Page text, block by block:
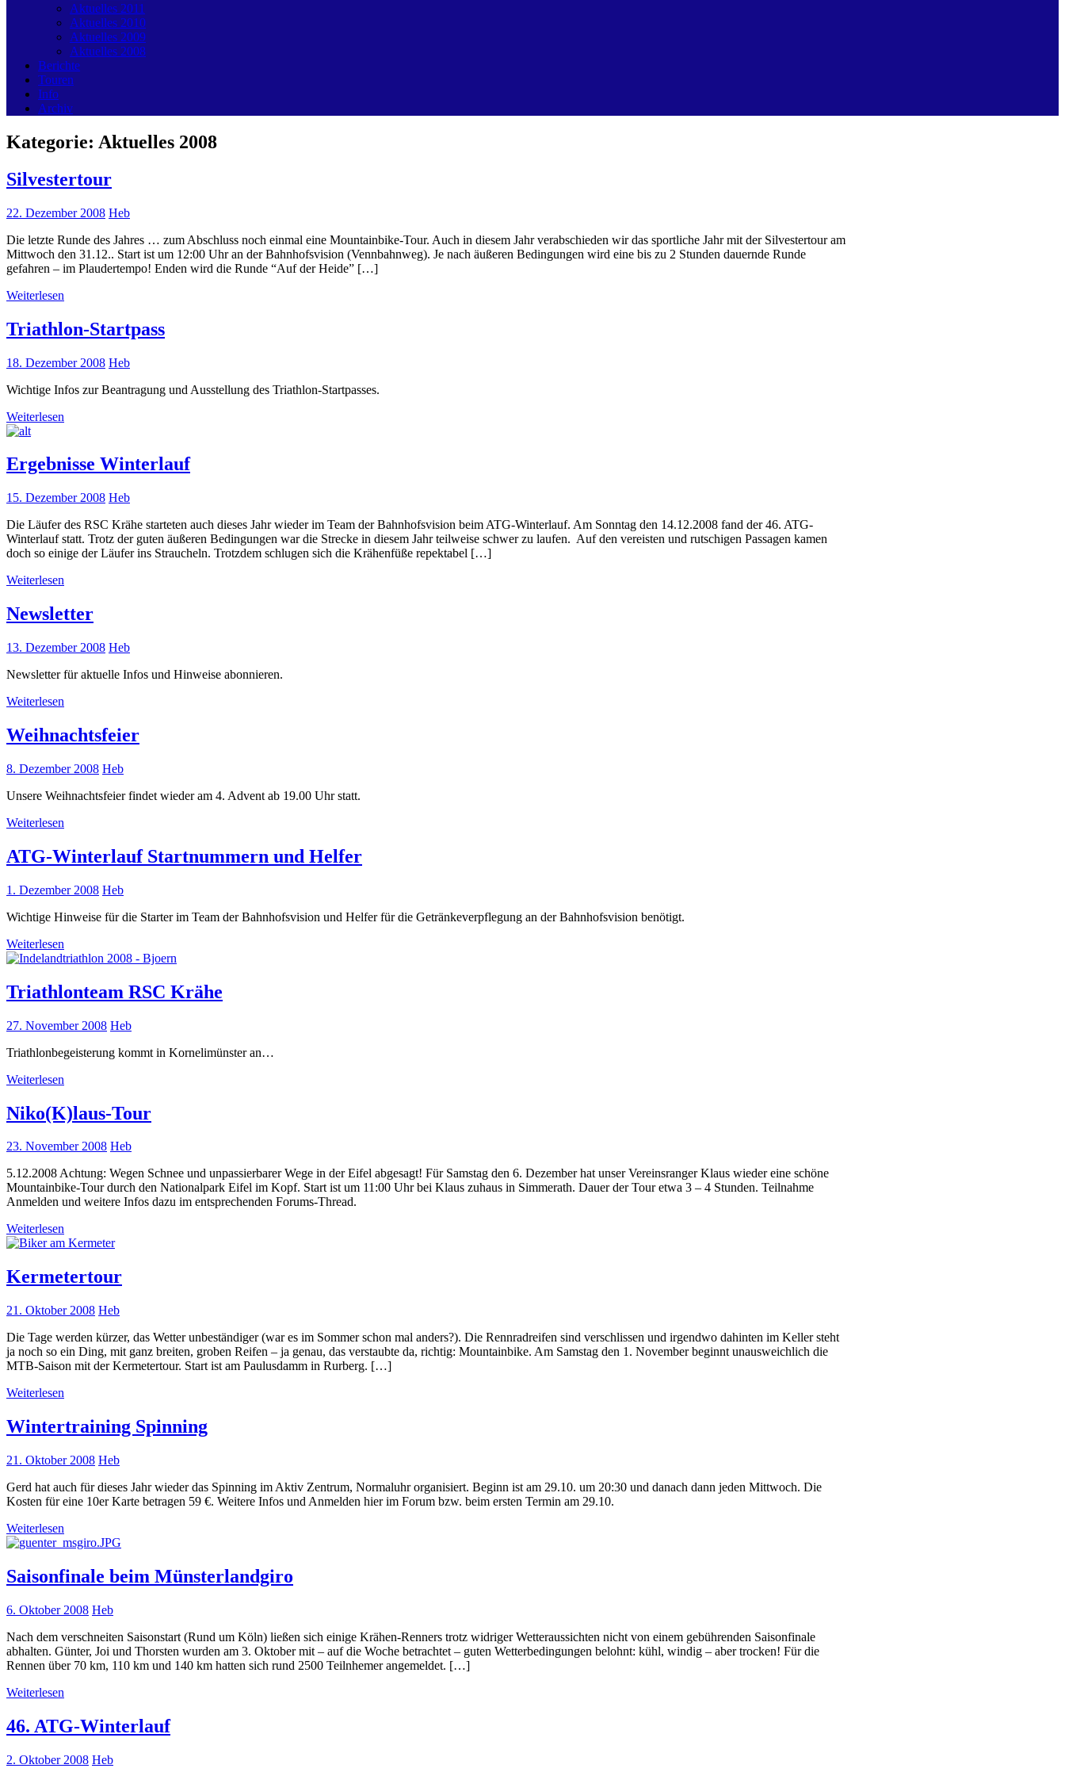
Aktuelles 2011
Aktuelles 2010
Aktuelles 2009
Aktuelles 2008
Berichte
Touren
Info
Archiv
Kategorie: Aktuelles 2008
Silvestertour
22. Dezember 2008 Heb
Die letzte Runde des Jahres … zum Abschluss noch einmal eine Mountainbike-Tour. Auch in diesem Jahr verabschieden wir das sportliche Jahr mit der Silvestertour am
Mittwoch den 31.12.. Start ist um 12:00 Uhr an der Bahnhofsvision (Vennbahnweg). Je nach äußeren Bedingungen wird eine bis zu 2 Stunden dauernde Runde
gefahren – im Plaudertempo! Enden wird die Runde “Auf der Heide” […]
Weiterlesen
Triathlon-Startpass
18. Dezember 2008 Heb
Wichtige Infos zur Beantragung und Ausstellung des Triathlon-Startpasses.
Weiterlesen
Ergebnisse Winterlauf
15. Dezember 2008 Heb
Die Läufer des RSC Krähe starteten auch dieses Jahr wieder im Team der Bahnhofsvision beim ATG-Winterlauf. Am Sonntag den 14.12.2008 fand der 46. ATG-
Winterlauf statt. Trotz der guten äußeren Bedingungen war die Strecke in diesem Jahr teilweise schwer zu laufen. Auf den vereisten und rutschigen Passagen kamen
doch so einige der Läufer ins Straucheln. Trotzdem schlugen sich die Krähenfüße repektabel […]
Weiterlesen
Newsletter
13. Dezember 2008 Heb
Newsletter für aktuelle Infos und Hinweise abonnieren.
Weiterlesen
Weihnachtsfeier
8. Dezember 2008 Heb
Unsere Weihnachtsfeier findet wieder am 4. Advent ab 19.00 Uhr statt.
Weiterlesen
ATG-Winterlauf Startnummern und Helfer
1. Dezember 2008 Heb
Wichtige Hinweise für die Starter im Team der Bahnhofsvision und Helfer für die Getränkeverpflegung an der Bahnhofsvision benötigt.
Weiterlesen
Triathlonteam RSC Krähe
27. November 2008 Heb
Triathlonbegeisterung kommt in Kornelimünster an…
Weiterlesen
Niko(K)laus-Tour
23. November 2008 Heb
5.12.2008 Achtung: Wegen Schnee und unpassierbarer Wege in der Eifel abgesagt! Für Samstag den 6. Dezember hat unser Vereinsranger Klaus wieder eine schöne
Mountainbike-Tour durch den Nationalpark Eifel im Kopf. Start ist um 11:00 Uhr bei Klaus zuhaus in Simmerath. Dauer der Tour etwa 3 – 4 Stunden. Teilnahme
Anmelden und weitere Infos dazu im entsprechenden Forums-Thread.
Weiterlesen
Kermetertour
21. Oktober 2008 Heb
Die Tage werden kürzer, das Wetter unbeständiger (war es im Sommer schon mal anders?). Die Rennradreifen sind verschlissen und irgendwo dahinten im Keller steht
ja noch so ein Ding, mit ganz breiten, groben Reifen – ja genau, das verstaubte da, richtig: Mountainbike. Am Samstag den 1. November beginnt unausweichlich die
MTB-Saison mit der Kermetertour. Start ist am Paulusdamm in Rurberg. […]
Weiterlesen
Wintertraining Spinning
21. Oktober 2008 Heb
Gerd hat auch für dieses Jahr wieder das Spinning im Aktiv Zentrum, Normaluhr organisiert. Beginn ist am 29.10. um 20:30 und danach dann jeden Mittwoch. Die
Kosten für eine 10er Karte betragen 59 €. Weitere Infos und Anmelden hier im Forum bzw. beim ersten Termin am 29.10.
Weiterlesen
Saisonfinale beim Münsterlandgiro
6. Oktober 2008 Heb
Nach dem verschneiten Saisonstart (Rund um Köln) ließen sich einige Krähen-Renners trotz widriger Wetteraussichten nicht von einem gebührenden Saisonfinale
abhalten. Günter, Joi und Thorsten wurden am 3. Oktober mit – auf die Woche betrachtet – guten Wetterbedingungen belohnt: kühl, windig – aber trocken! Für die
Rennen über 70 km, 110 km und 140 km hatten sich rund 2500 Teilnhemer angemeldet. […]
Weiterlesen
46. ATG-Winterlauf
2. Oktober 2008 Heb